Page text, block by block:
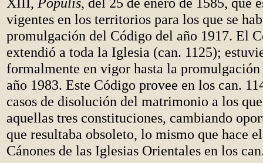
vigentes en los territorios para los que se
promulgación del Código del año 1917. El
extendió a toda la Iglesia (can. 1125);
formalmente en vigor hasta la
año 1983. Este Código provee en los can.
casos de disolución del matrimonio a los
aquellas tres constituciones, cambiando
que resultaba obsoleto, lo mismo que hace
Cánones de las Iglesias Orientales en los